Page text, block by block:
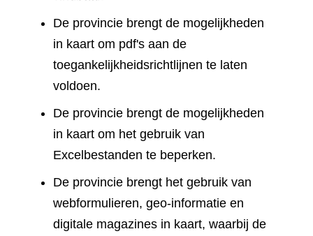
De provincie brengt de mogelijkheden
in kaart om pdf's aan de
toegankelijkheidsrichtlijnen te laten
voldoen.
De provincie brengt de mogelijkheden
in kaart om het gebruik van
Excelbestanden te beperken.
De provincie brengt het gebruik van
webformulieren, geo-informatie en
digitale magazines in kaart, waarbij de